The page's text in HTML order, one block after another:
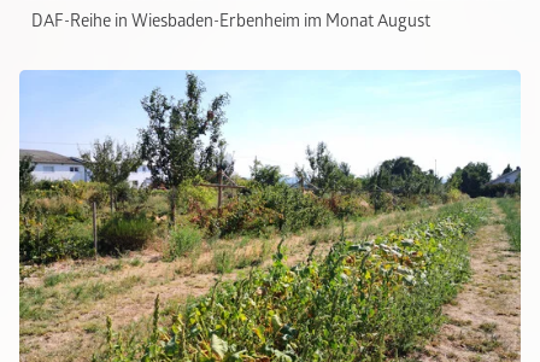
DAF-Reihe in Wiesbaden-Erbenheim im Monat August